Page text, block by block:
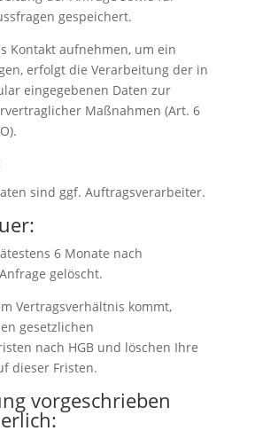
gespeichert.
Kontakt aufnehmen, um ein
erfolgt die Verarbeitung der in
eingegebenen Daten zur
Maßnahmen (Art. 6
sind ggf. Auftragsverarbeiter.
6 Monate nach
gelöscht.
Vertragsverhältnis kommt,
gesetzlichen
nach HGB und löschen Ihre
dieser Fristen.
vorgeschrieben